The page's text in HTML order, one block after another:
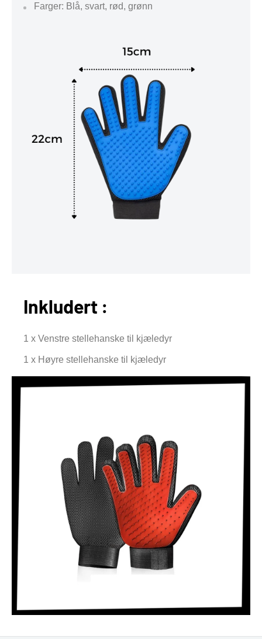
Farger: Blå, svart, rød, grønn
Inkludert :
1 x Venstre stellehanske til kjæledyr
1 x Høyre stellehanske til kjæledyr